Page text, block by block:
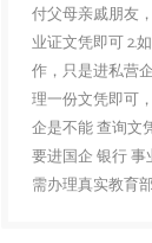
付父母亲戚朋友
业证文凭即可 2.
作，只是进私营
理一份文凭即可
企是不能 查询文
要进国企 银行
需办理真实教育